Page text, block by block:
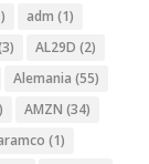
adm (1)
AL29D (2)
Alemania (55)
AMZN (34)
(1)